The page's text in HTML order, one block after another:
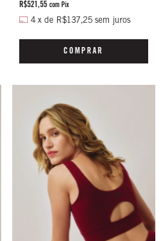
R$521,55 com Pix
4 x de R$137,25 sem juros
COMPRAR